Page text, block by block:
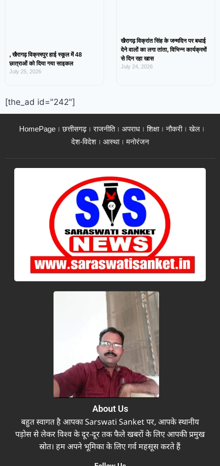
, खैरागढ़ विक्रमपुर हाई स्कूल में 48
छात्राओं को दिया गया साइकल
July 25, 2026
खैरागढ़ विक्रांत सिंह के जन्मदिन पर बधाई
देने वालों का लगा तांता, विभिन्न कार्यक्रमों
से दिन रहा खास
July 24, 2026
[the_ad id="242"]
HomePage छत्तीसगढ़ राजनीति अपराध शिक्षा नौकरी
खेल
देश-विदेश
आस्था मनोरंजन
About Us
बहुत स्वागत है आपका Sarswati Sanket पर, आपके स्थानीय
पड़ोस से लेकर विश्व के दूर-दूर तक फैले खबरों के लिए आपकी प्रमुख
स्रोत। हम अपने भूमिका के लिए गर्व महसूस करते हैं